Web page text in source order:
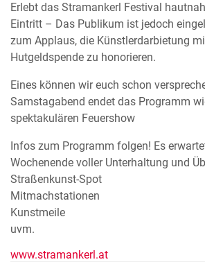
Erlebt das Stramankerl Festival
Eintritt – Das Publikum ist jedoch
zum Applaus, die Künstlerdarbietung
Hutgeldspende zu honorieren.
Eines können wir euch schon
Samstagabend endet das Programm
spektakulären Feuershow
Infos zum Programm folgen! Es
Wochenende voller Unterhaltung und
Straßenkunst-Spot
Mitmachstationen
Kunstmeile
uvm.
www.stramankerl.at